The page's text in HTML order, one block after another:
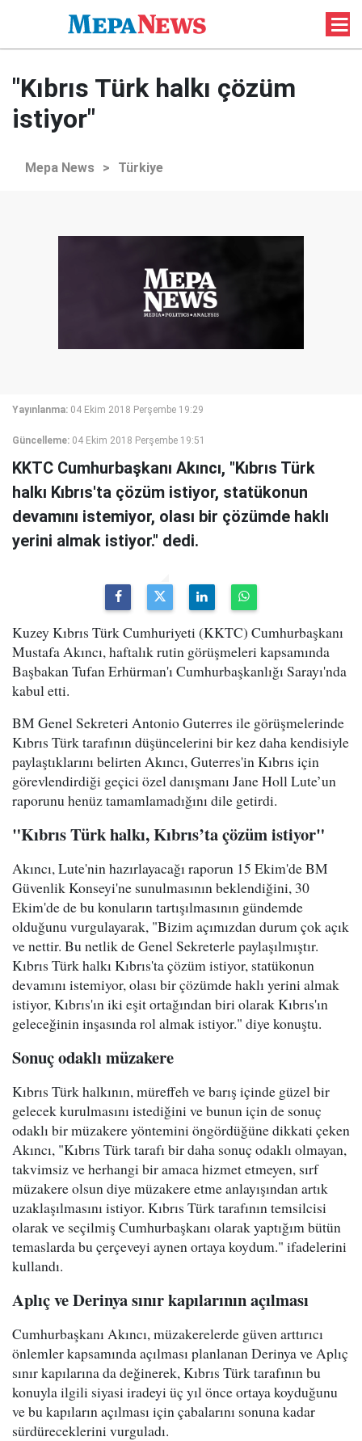
"Kıbrıs Türk halkı çözüm
istiyor"
Mepa News > Türkiye
Yayınlanma: 04 Ekim 2018 Perşembe 19:29
Güncelleme: 04 Ekim 2018 Perşembe 19:51
KKTC Cumhurbaşkanı Akıncı, "Kıbrıs Türk
halkı Kıbrıs'ta çözüm istiyor, statükonun
devamını istemiyor, olası bir çözümde haklı
yerini almak istiyor." dedi.
Kuzey Kıbrıs Türk Cumhuriyeti (KKTC) Cumhurbaşkanı
Mustafa Akıncı, haftalık rutin görüşmeleri kapsamında
Başbakan Tufan Erhürman'ı Cumhurbaşkanlığı Sarayı'nda
kabul etti.
BM Genel Sekreteri Antonio Guterres ile görüşmelerinde
Kıbrıs Türk tarafının düşüncelerini bir kez daha kendisiyle
paylaştıklarını belirten Akıncı, Guterres'in Kıbrıs için
görevlendirdiği geçici özel danışmanı Jane Holl Lute’un
raporunu henüz tamamlamadığını dile getirdi.
"Kıbrıs Türk halkı, Kıbrıs’ta çözüm istiyor"
Akıncı, Lute'nin hazırlayacağı raporun 15 Ekim'de BM
Güvenlik Konseyi'ne sunulmasının beklendiğini, 30
Ekim'de de bu konuların tartışılmasının gündemde
olduğunu vurgulayarak, "Bizim açımızdan durum çok açık
ve nettir. Bu netlik de Genel Sekreterle paylaşılmıştır.
Kıbrıs Türk halkı Kıbrıs'ta çözüm istiyor, statükonun
devamını istemiyor, olası bir çözümde haklı yerini almak
istiyor, Kıbrıs'ın iki eşit ortağından biri olarak Kıbrıs'ın
geleceğinin inşasında rol almak istiyor." diye konuştu.
Sonuç odaklı müzakere
Kıbrıs Türk halkının, müreffeh ve barış içinde güzel bir
gelecek kurulmasını istediğini ve bunun için de sonuç
odaklı bir müzakere yöntemini öngördüğüne dikkati çeken
Akıncı, "Kıbrıs Türk tarafı bir daha sonuç odaklı olmayan,
takvimsiz ve herhangi bir amaca hizmet etmeyen, sırf
müzakere olsun diye müzakere etme anlayışından artık
uzaklaşılmasını istiyor. Kıbrıs Türk tarafının temsilcisi
olarak ve seçilmiş Cumhurbaşkanı olarak yaptığım bütün
temaslarda bu çerçeveyi aynen ortaya koydum." ifadelerini
kullandı.
Aplıç ve Derinya sınır kapılarının açılması
Cumhurbaşkanı Akıncı, müzakerelerde güven arttırıcı
önlemler kapsamında açılması planlanan Derinya ve Aplıç
sınır kapılarına da değinerek, Kıbrıs Türk tarafının bu
konuyla ilgili siyasi iradeyi üç yıl önce ortaya koyduğunu
ve bu kapıların açılması için çabalarını sonuna kadar
sürdüreceklerini vurguladı.